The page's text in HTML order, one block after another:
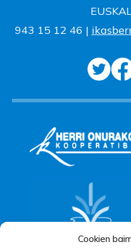
Cookien
943 15 12 46 |